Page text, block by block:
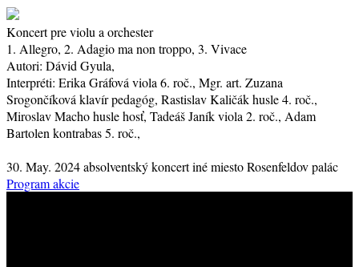
Koncert pre violu a orchester
1. Allegro, 2. Adagio ma non troppo, 3. Vivace
Autori: Dávid Gyula,
Interpréti: Erika Gráfová viola 6. roč., Mgr. art. Zuzana
Srogončíková klavírpedagóg, Rastislav Kaličákhusle4. roč.,
Miroslav Machohuslehosť, Tadeáš Janíkviola 2. roč., Adam
Bartolen kontrabas5. roč.,
30. May. 2024absolventský koncertiné miestoRosenfeldov palác
Program akcie